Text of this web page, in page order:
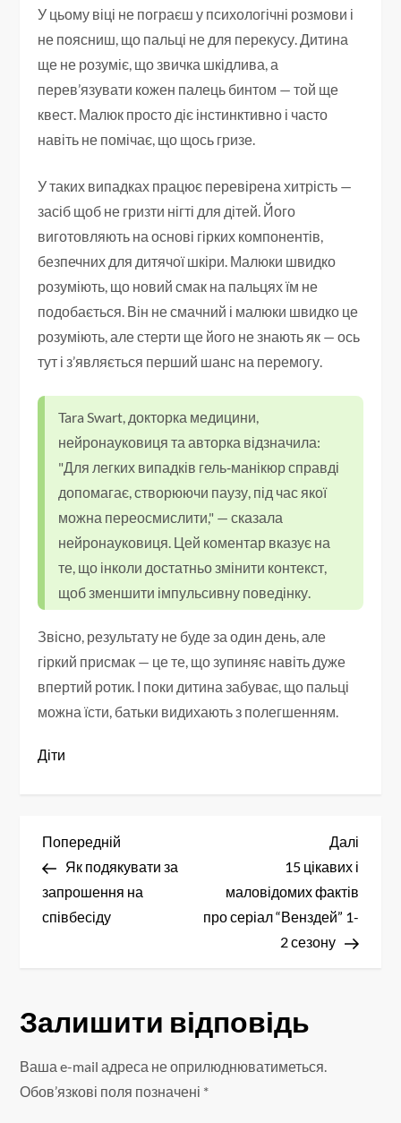
У цьому віці не пограєш у психологічні розмови і
не поясниш, що пальці не для перекусу. Дитина
ще не розуміє, що звичка шкідлива, а
перев’язувати кожен палець бинтом — той ще
квест. Малюк просто діє інстинктивно і часто
навіть не помічає, що щось гризе.
У таких випадках працює перевірена хитрість —
засіб щоб не гризти нігті для дітей. Його
виготовляють на основі гірких компонентів,
безпечних для дитячої шкіри. Малюки швидко
розуміють, що новий смак на пальцях їм не
подобається. Він не смачний і малюки швидко це
розуміють, але стерти ще його не знають як — ось
тут і з’являється перший шанс на перемогу.
Tara Swart, докторка медицини,
нейронауковиця та авторка відзначила:
"Для легких випадків гель‑манікюр справді
допомагає, створюючи паузу, під час якої
можна переосмислити," — сказала
нейронауковиця. Цей коментар вказує на
те, що інколи достатньо змінити контекст,
щоб зменшити імпульсивну поведінку.
Звісно, результату не буде за один день, але
гіркий присмак — це те, що зупиняє навіть дуже
впертий ротик. І поки дитина забуває, що пальці
можна їсти, батьки видихають з полегшенням.
Діти
Н
а
в
а
ц
Попередній
запис
Попередній
Як подякувати за
запрошення на
співбесіду
запис
Далі
15 цікавих і
маловідомих фактів
про серіал “Венздей” 1-
2 сезону
Залишити відповідь
Ваша e-mail адреса не оприлюднюватиметься.
Обов’язкові поля позначені *